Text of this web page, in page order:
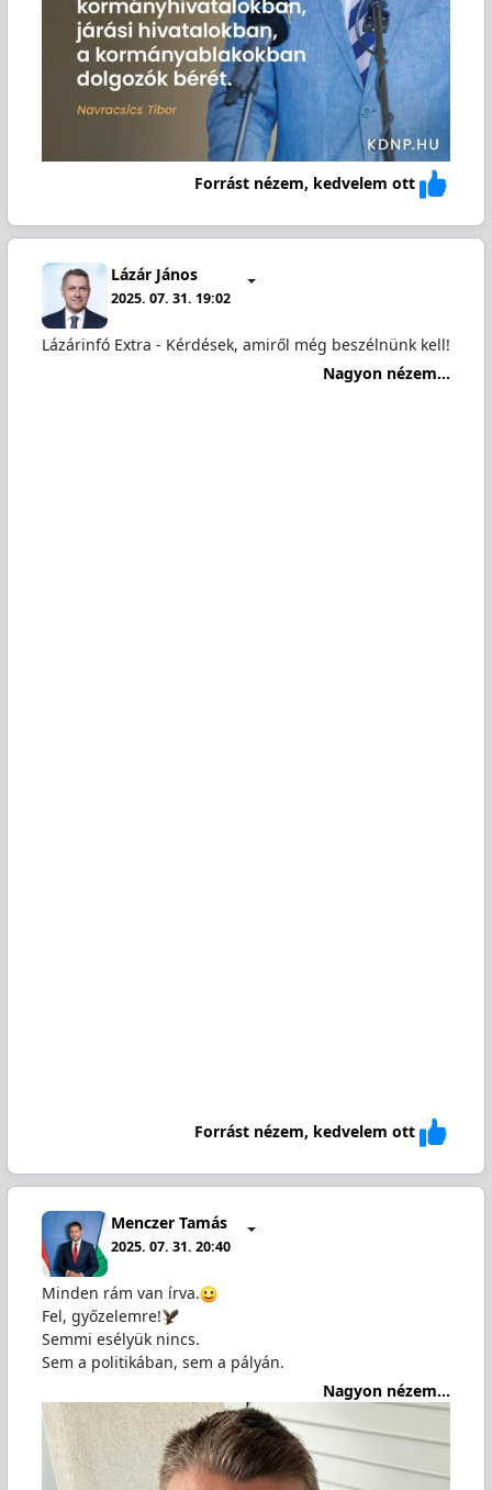
Forrást nézem, kedvelem ott
Lázár János
2025. 07. 31. 19:02
Lázárinfó Extra - Kérdések, amiről még beszélnünk kell!
Nagyon nézem...
Forrást nézem, kedvelem ott
Menczer Tamás
2025. 07. 31. 20:40
Minden rám van írva.
Fel, győzelemre!
Semmi esélyük nincs.
Sem a politikában, sem a pályán.
Nagyon nézem...